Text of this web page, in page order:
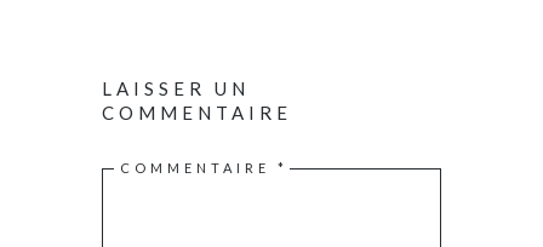
LAISSER UN
COMMENTAIRE
COMMENTAIRE *